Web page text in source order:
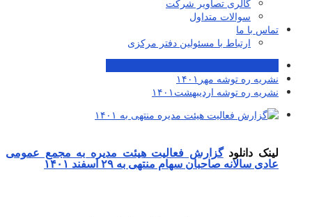
گالری تصاویر شرکت
سوالات متداول
تماس با ما
ارتباط با مسئولین دفتر مرکزی
نشریه ره توشه مهر۱۴۰۱
نشریه ره توشه اردیبهشت۱۴۰۱
لینک دانلودگزارش فعالیت هیئت مدیره به مجمع عمومی
عادی سالانه صاحبان سهام منتهی به ۲۹ اسفند ۱۴۰۱